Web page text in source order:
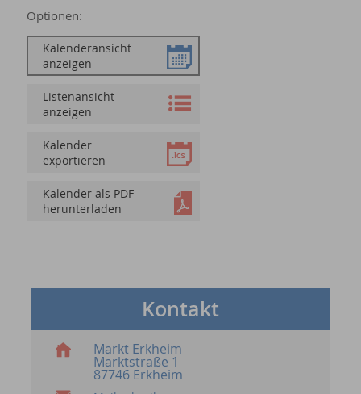
Optionen:
Kalenderansicht
anzeigen
Listenansicht
anzeigen
Kalender
exportieren
Kalender als PDF
herunterladen
Kontakt
Markt Erkheim
Marktstraße 1
87746 Erkheim